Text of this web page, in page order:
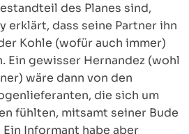
des Planes sind,
erklärt, dass seine Partner ihn
Kohle (wofür auch immer)
Ein gewisser Hernandez (wohl
wäre dann von den
die sich um
fühlten, mitsamt seiner Bude
Informant habe aber